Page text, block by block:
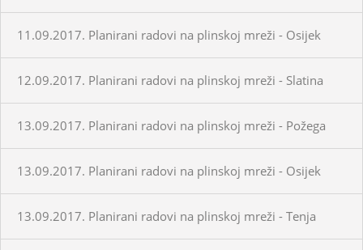
11.09.2017. Planirani radovi na plinskoj mreži - Osijek
12.09.2017. Planirani radovi na plinskoj mreži - Slatina
13.09.2017. Planirani radovi na plinskoj mreži - Požega
13.09.2017. Planirani radovi na plinskoj mreži - Osijek
13.09.2017. Planirani radovi na plinskoj mreži - Tenja